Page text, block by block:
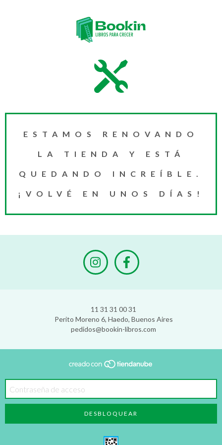
ESTAMOS RENOVANDO
LA TIENDA Y ESTÁ
QUEDANDO INCREÍBLE.
¡VOLVÉ EN UNOS DÍAS!
11 31 31 00 31
Perito Moreno 6, Haedo, Buenos Aires
pedidos@bookin-libros.com